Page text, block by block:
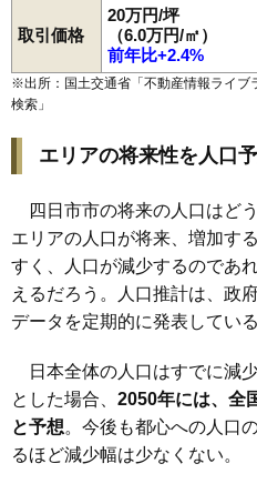
取引価格
20万円/坪
（6.0万円/㎡）
前年比+2.4%
※出所：国土交通省「 不動産情報ライブ
検索 」
エリアの将来性を人口
四日市市の将来の人口はど
エリアの人口が将来、増加す
すく、人口が減少するのであ
えるだろう。人口推計は、政
データを定期的に発表している
日本全体の人口はすでに減
とした場合、 2050年には、全
と予想。今後も都心への人口
るほど減少幅は少なくない。